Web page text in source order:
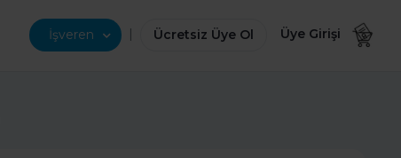
İşveren | Ücretsiz Üye Ol Üye Girişi